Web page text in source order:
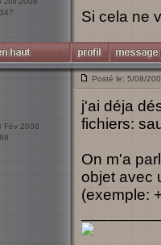
Si cela ne
Fév 2008
Posté le: 5/08/
j'ai déja
fichiers:
On m'a
objet avec
(exemple: